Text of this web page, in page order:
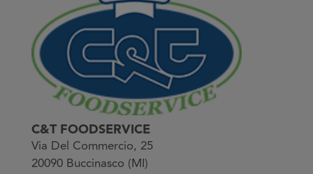
C&T FOODSERVICE
Via Del Commercio, 25
20090 Buccinasco (MI)